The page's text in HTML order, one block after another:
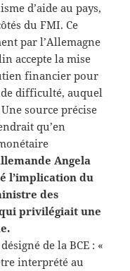
d’aide au pays,
du FMI. Ce
par l’Allemagne
accepte la mise
financier pour
difficulté, auquel
source précise
qu’en
Angela
l’implication du
des
qui privilégiait une
de la BCE : «
interprété au